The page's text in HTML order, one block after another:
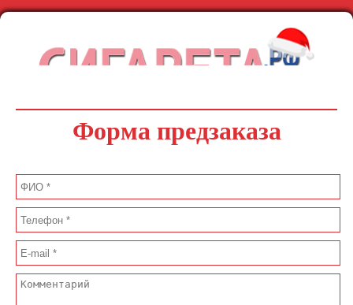
Форма предзаказа